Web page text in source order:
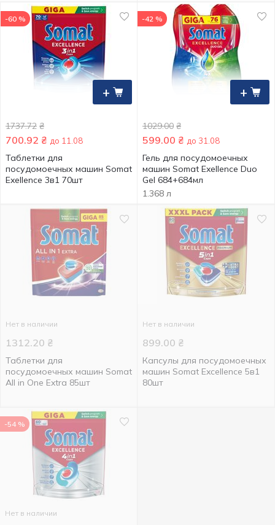
+
-60 %
1737.72 ₴
700.92 ₴ до 11.08
Таблетки для
посудомоечных машин Somat
Exellence 3в1 70шт
+
-42 %
1029.00 ₴
599.00 ₴ до 31.08
Гель для посудомоечных
машин Somat Exellence Duo
Gel 684+684мл
1.368 л
Нет в наличии
1312.20 ₴
Таблетки для
посудомоечных машин Somat
All in One Extra 85шт
Нет в наличии
899.00 ₴
Капсулы для посудомоечных
машин Somat Excellence 5в1
80шт
-54 %
Нет в наличии